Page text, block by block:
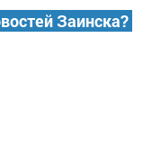
Заинска?